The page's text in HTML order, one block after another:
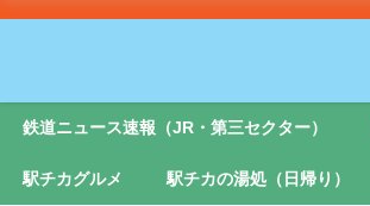
鉄道ニュース速報（JR・第三セクター）
駅チカグルメ 駅チカの湯処（日帰り）